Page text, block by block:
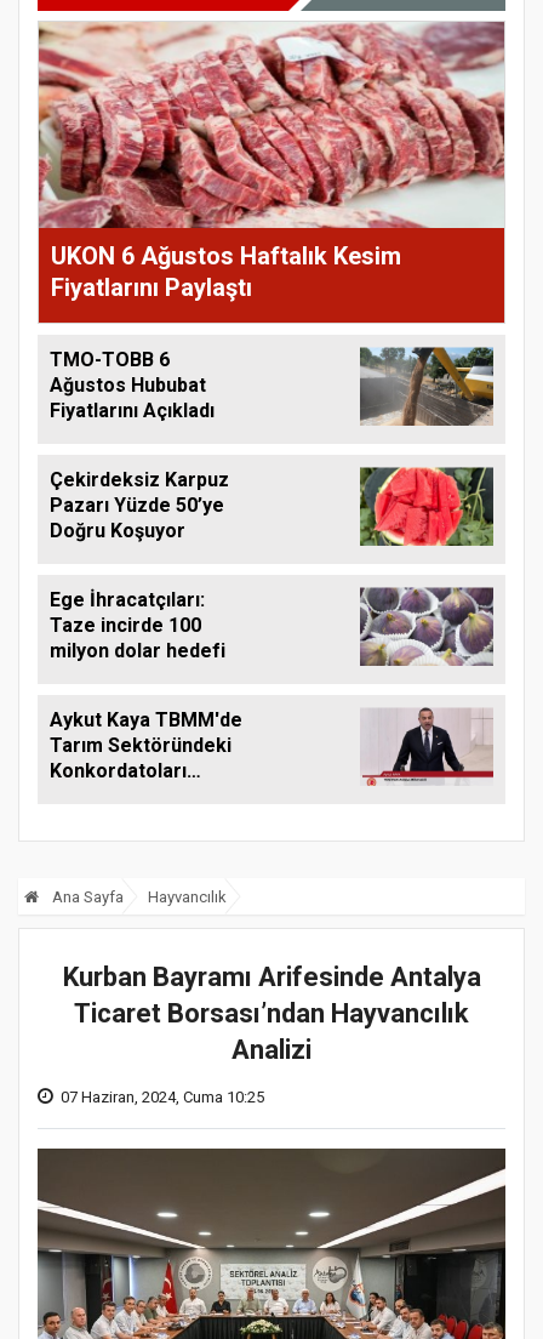
UKON 6 Ağustos Haftalık Kesim
Fiyatlarını Paylaştı
TMO-TOBB 6
Ağustos Hububat
Fiyatlarını Açıkladı
Çekirdeksiz Karpuz
Pazarı Yüzde 50’ye
Doğru Koşuyor
Ege İhracatçıları:
Taze incirde 100
milyon dolar hedefi
Aykut Kaya TBMM'de
Tarım Sektöründeki
Konkordatoları
Ana Sayfa Hayvancılık
Kurban Bayramı Arifesinde Antalya
Ticaret Borsası’ndan Hayvancılık
Analizi
07 Haziran, 2024, Cuma 10:25